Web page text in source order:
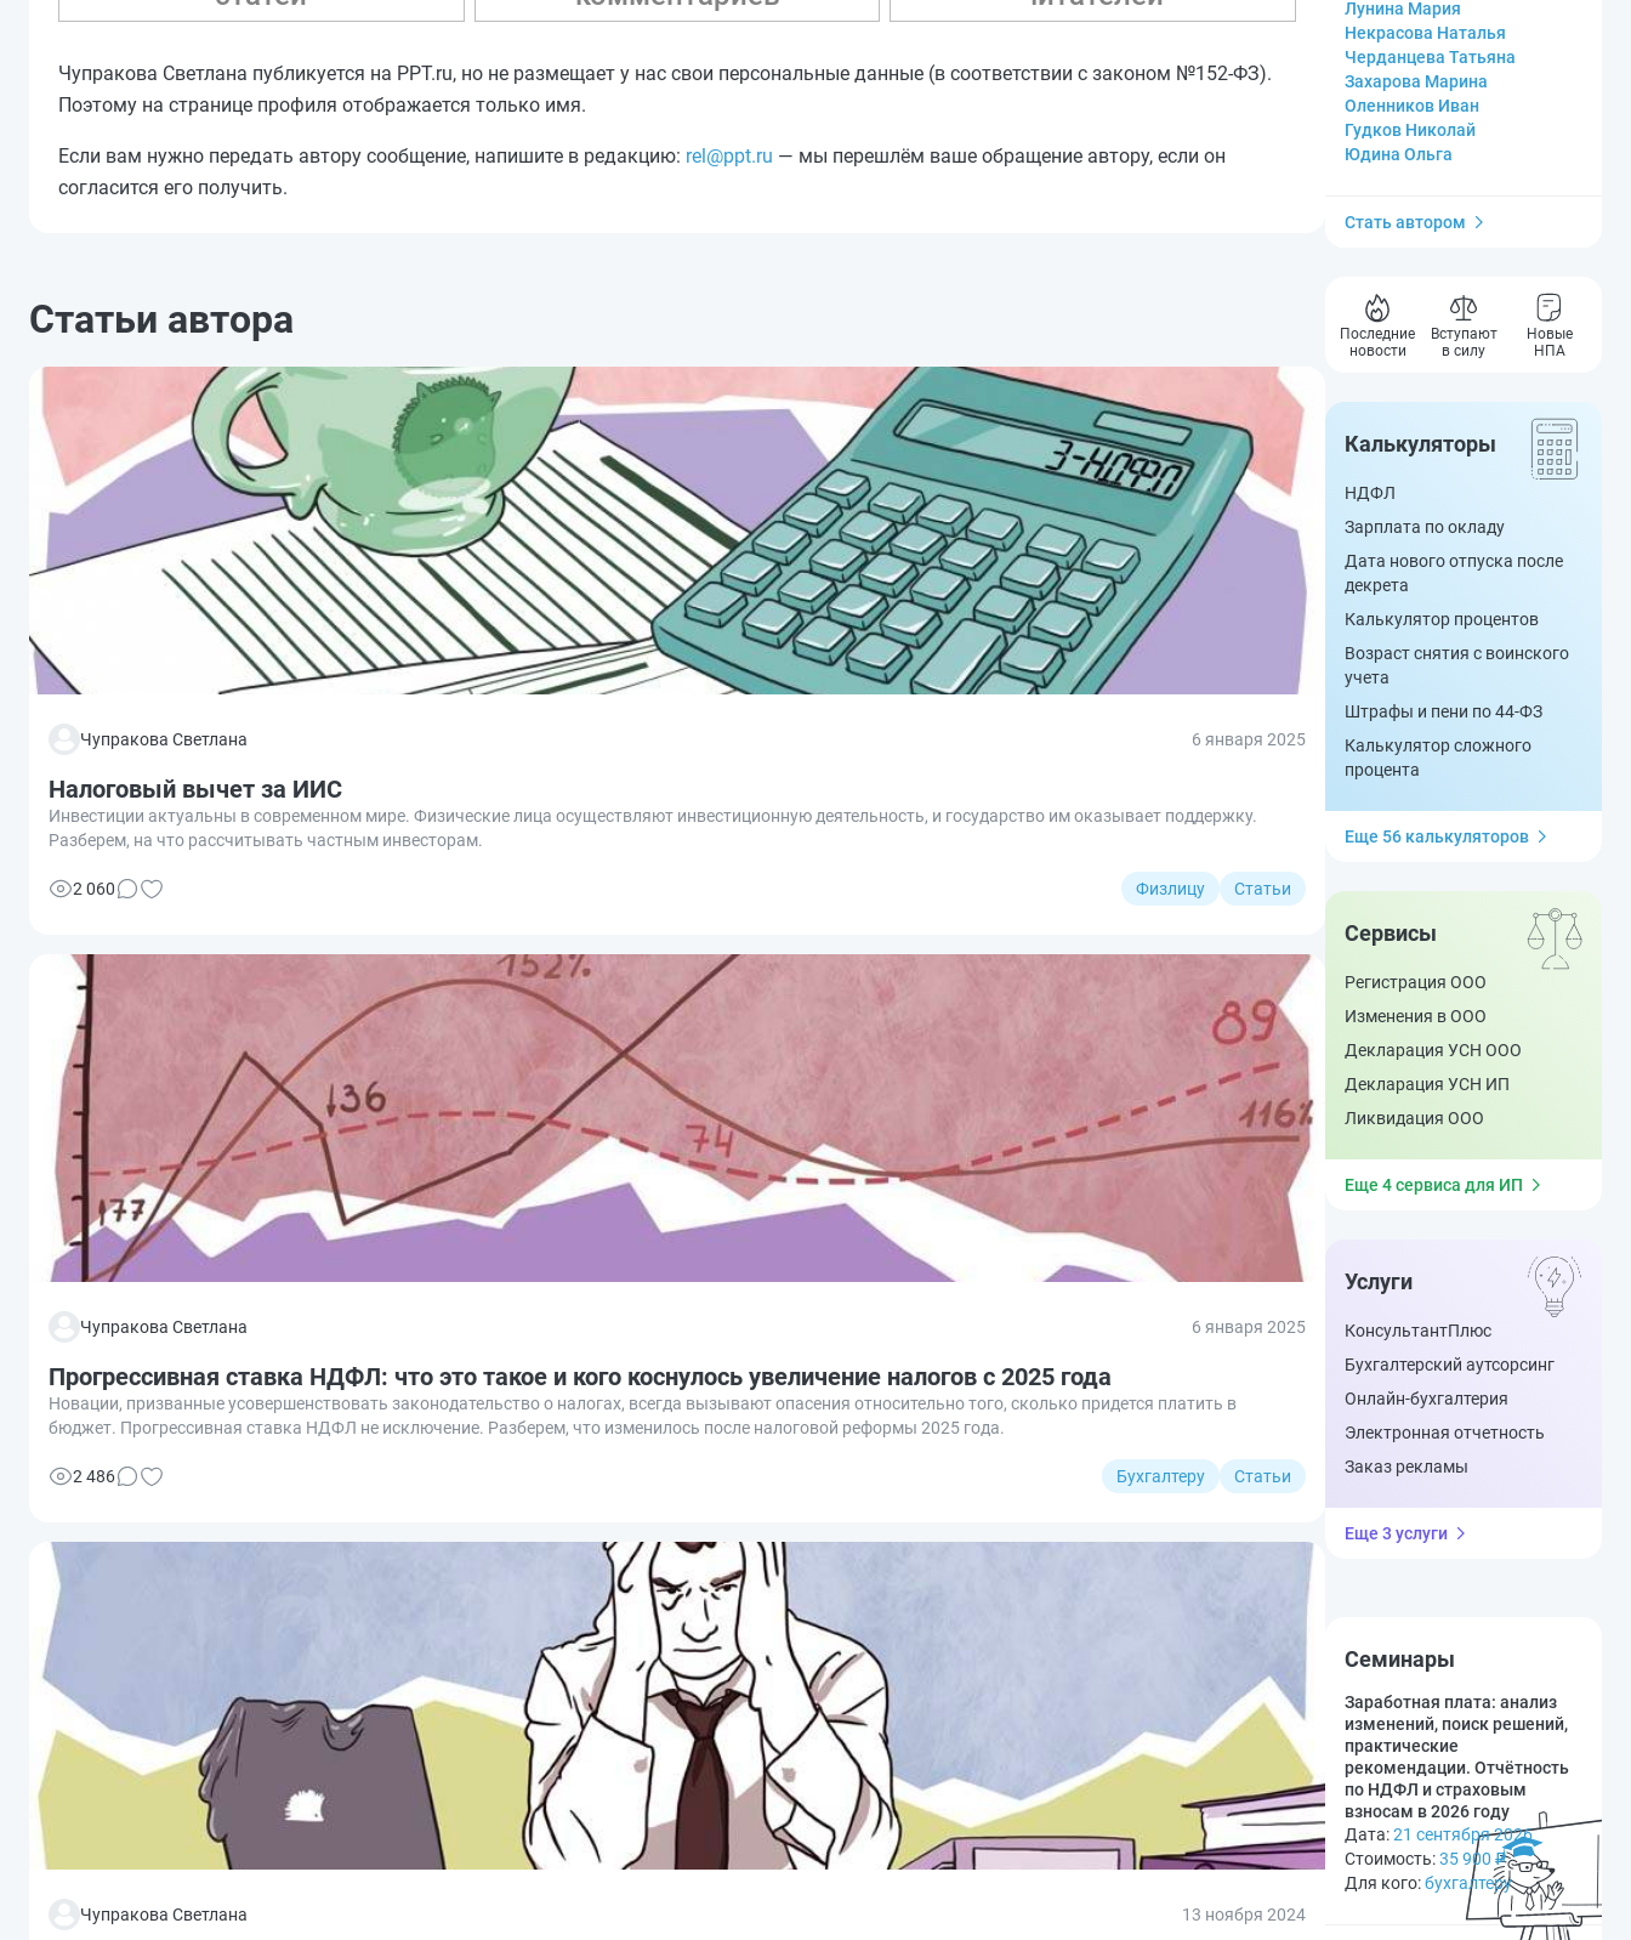
Чупракова Светлана публикуется на PPT.ru, но не размещает у нас свои персональные данные (в соответствии с законом №152-ФЗ).
Поэтому на странице профиля отображается только имя.
Если вам нужно передать автору сообщение, напишите в редакцию: rel@ppt.ru — мы перешлём ваше обращение автору, если он
согласится его получить.
Статьи автора
Чупракова Светлана 6 января 2025
Налоговый вычет за ИИС
Инвестиции актуальны в современном мире. Физические лица осуществляют инвестиционную деятельность, и государство им оказывает поддержку.
Разберем, на что рассчитывать частным инвесторам.
Физлицу Статьи
2 060
Чупракова Светлана 6 января 2025
Прогрессивная ставка НДФЛ: что это такое и кого коснулось увеличение налогов с 2025 года
Новации, призванные усовершенствовать законодательство о налогах, всегда вызывают опасения относительно того, сколько придется платить в
бюджет. Прогрессивная ставка НДФЛ не исключение. Разберем, что изменилось после налоговой реформы 2025 года.
Бухгалтеру Статьи
2 486
Чупракова Светлана 13 ноября 2024
Лунина Мария
Некрасова Наталья
Черданцева Татьяна
Захарова Марина
Оленников Иван
Гудков Николай
Юдина Ольга
Стать автором
Последние
новости
Вступают
в силу
Новые
НПА
Калькуляторы
НДФЛ
Зарплата по окладу
Дата нового отпуска после
декрета
Калькулятор процентов
Возраст снятия с воинского
учета
Штрафы и пени по 44-ФЗ
Калькулятор сложного
процента
Еще 56 калькуляторов
Сервисы
Регистрация ООО
Изменения в ООО
Декларация УСН ООО
Декларация УСН ИП
Ликвидация ООО
Еще 4 сервиса для ИП
Услуги
КонсультантПлюс
Бухгалтерский аутсорсинг
Онлайн-бухгалтерия
Электронная отчетность
Заказ рекламы
Еще 3 услуги
Семинары
Заработная плата: анализ
изменений, поиск решений,
практические
рекомендации. Отчётность
по НДФЛ и страховым
взносам в 2026 году
Дата:21 сентября 2026
Стоимость:35 900 ₽
Для кого:бухгалтеру